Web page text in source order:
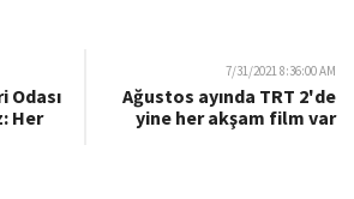
Odası
Her
7/31/2021 8:36:00 AM
Ağustos ayında TRT 2'de
yine her akşam film var